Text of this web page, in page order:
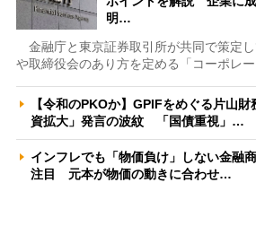
明…
金融庁と東京証券取引所が共同で策定
や取締役会のあり方を定める「コーポレ
【令和のPKOか】GPIFをめぐる片山
資拡大」発言の波紋 「国債重視」…
インフレでも「物価負け」しない金融
注目 元本が物価の動きに合わせ…